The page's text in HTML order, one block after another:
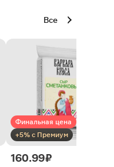
Все
Финальная цена
+5% с Премиум
160.99 ₽